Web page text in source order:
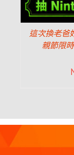
這次換老爸
親節限